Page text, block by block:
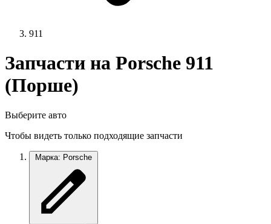
911
Запчасти на Porsche 911
(Порше)
Выберите авто
Чтобы видеть только подходящие запчасти
Марка: Porsche